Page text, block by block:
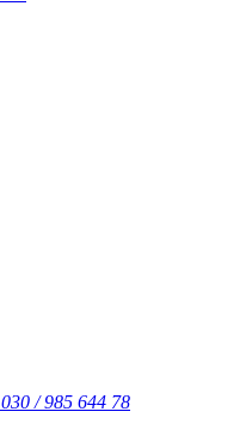
030 / 985 644 78